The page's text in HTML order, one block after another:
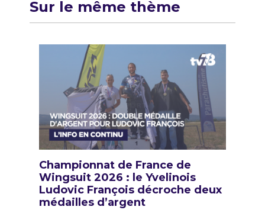
Sur le même thème
Championnat de France de
Wingsuit 2026 : le Yvelinois
Ludovic François décroche deux
médailles d’argent